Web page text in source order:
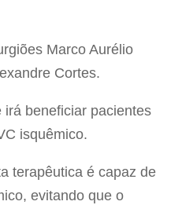
Marco Aurélio
Cortes.
irá beneficiar pacientes
isquêmico.
terapêutica é capaz de
evitando que o